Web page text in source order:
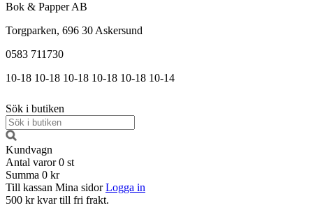
Bok & Papper AB
Torgparken, 696 30 Askersund
0583 711730
10-18 10-18 10-18 10-18 10-18 10-14
Sök i butiken
Kundvagn
Antal varor 0 st
Summa 0 kr
Till kassan Mina sidor Logga in
500 kr kvar till fri frakt.